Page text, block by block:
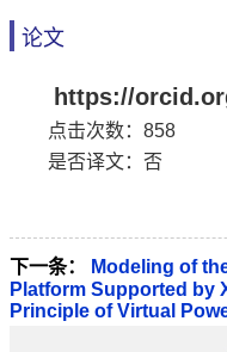
论文
https://
点击次数： 858
是否译文：否
下一条：
Modeling of
Platform Supported by
Principle of Virtual